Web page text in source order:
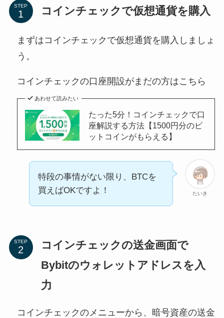
STEP コインチェックで仮想通貨を購入
まずはコインチェックで仮想通貨を購入しましょ
う。
コインチェックの口座開設がまだの方はこちら
あわせて読みたい
たった5分！コインチェックで口
座解説する方法【1500円分のビ
ットコインがもらえる】
たいき
特段の事情がない限り、BTCを
買えばOKですよ！
STEP
コインチェックの送金画面で
Bybitのウォレットアドレスを入
力
コインチェックのメニューから、暗号資産の送金